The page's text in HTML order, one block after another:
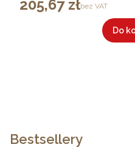
Cena
205,67 złbez VAT
Do
Bestsellery